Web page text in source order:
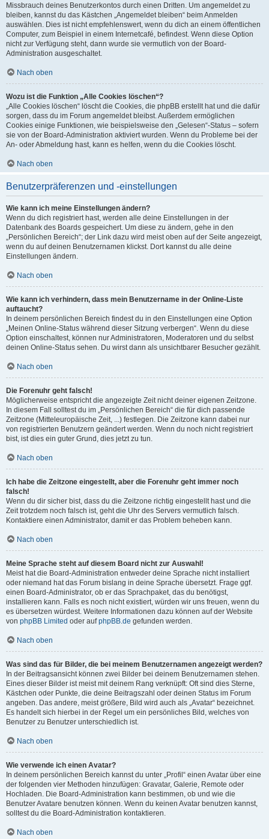
Missbrauch deines Benutzerkontos durch einen Dritten. Um angemeldet zu
bleiben, kannst du das Kästchen „Angemeldet bleiben“ beim Anmelden
auswählen. Dies ist nicht empfehlenswert, wenn du dich an einem öffentlichen
Computer, zum Beispiel in einem Internetcafé, befindest. Wenn diese Option
nicht zur Verfügung steht, dann wurde sie vermutlich von der Board-
Administration ausgeschaltet.
Nach oben
Wozu ist die Funktion „Alle Cookies löschen“?
„Alle Cookies löschen“ löscht die Cookies, die phpBB erstellt hat und die dafür
sorgen, dass du im Forum angemeldet bleibst. Außerdem ermöglichen
Cookies einige Funktionen, wie beispielsweise den „Gelesen“-Status – sofern
sie von der Board-Administration aktiviert wurden. Wenn du Probleme bei der
An- oder Abmeldung hast, kann es helfen, wenn du die Cookies löscht.
Nach oben
Benutzerpräferenzen und -einstellungen
Wie kann ich meine Einstellungen ändern?
Wenn du dich registriert hast, werden alle deine Einstellungen in der
Datenbank des Boards gespeichert. Um diese zu ändern, gehe in den
„Persönlichen Bereich“; der Link dazu wird meist oben auf der Seite angezeigt,
wenn du auf deinen Benutzernamen klickst. Dort kannst du alle deine
Einstellungen ändern.
Nach oben
Wie kann ich verhindern, dass mein Benutzername in der Online-Liste
auftaucht?
In deinem persönlichen Bereich findest du in den Einstellungen eine Option
„Meinen Online-Status während dieser Sitzung verbergen“. Wenn du diese
Option einschaltest, können nur Administratoren, Moderatoren und du selbst
deinen Online-Status sehen. Du wirst dann als unsichtbarer Besucher gezählt.
Nach oben
Die Forenuhr geht falsch!
Möglicherweise entspricht die angezeigte Zeit nicht deiner eigenen Zeitzone.
In diesem Fall solltest du im „Persönlichen Bereich“ die für dich passende
Zeitzone (Mitteleuropäische Zeit, ...) festlegen. Die Zeitzone kann dabei nur
von registrierten Benutzern geändert werden. Wenn du noch nicht registriert
bist, ist dies ein guter Grund, dies jetzt zu tun.
Nach oben
Ich habe die Zeitzone eingestellt, aber die Forenuhr geht immer noch
falsch!
Wenn du dir sicher bist, dass du die Zeitzone richtig eingestellt hast und die
Zeit trotzdem noch falsch ist, geht die Uhr des Servers vermutlich falsch.
Kontaktiere einen Administrator, damit er das Problem beheben kann.
Nach oben
Meine Sprache steht auf diesem Board nicht zur Auswahl!
Meist hat die Board-Administration entweder deine Sprache nicht installiert
oder niemand hat das Forum bislang in deine Sprache übersetzt. Frage ggf.
einen Board-Administrator, ob er das Sprachpaket, das du benötigst,
installieren kann. Falls es noch nicht existiert, würden wir uns freuen, wenn du
es übersetzen würdest. Weitere Informationen dazu können auf der Website
von phpBB Limited oder aufphpBB.de gefunden werden.
Nach oben
Was sind das für Bilder, die bei meinem Benutzernamen angezeigt werden?
In der Beitragsansicht können zwei Bilder bei deinem Benutzernamen stehen.
Eines dieser Bilder ist meist mit deinem Rang verknüpft: Oft sind dies Sterne,
Kästchen oder Punkte, die deine Beitragszahl oder deinen Status im Forum
angeben. Das andere, meist größere, Bild wird auch als „Avatar“ bezeichnet.
Es handelt sich hierbei in der Regel um ein persönliches Bild, welches von
Benutzer zu Benutzer unterschiedlich ist.
Nach oben
Wie verwende ich einen Avatar?
In deinem persönlichen Bereich kannst du unter „Profil“ einen Avatar über eine
der folgenden vier Methoden hinzufügen: Gravatar, Galerie, Remote oder
Hochladen. Die Board-Administration kann bestimmen, ob und wie die
Benutzer Avatare benutzen können. Wenn du keinen Avatar benutzen kannst,
solltest du die Board-Administration kontaktieren.
Nach oben